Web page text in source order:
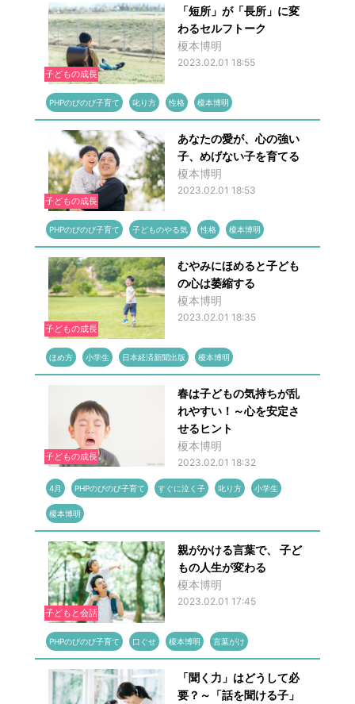
子どもの成長
「短所」が「長所」に変
わるセルフトーク
榎本博明
2023.02.01 18:55
PHPのびのび子育て 叱り方 性格 榎本博明
子どもの成長
あなたの愛が、心の強い
子、めげない子を育てる
榎本博明
2023.02.01 18:53
PHPのびのび子育て 子どものやる気 性格 榎本博明
子どもの成長
むやみにほめると子ども
の心は萎縮する
榎本博明
2023.02.01 18:35
ほめ方 小学生 日本経済新聞出版 榎本博明
子どもの成長
春は子どもの気持ちが乱
れやすい！～心を安定さ
せるヒント
榎本博明
2023.02.01 18:32
4月 PHPのびのび子育て すぐに泣く子 叱り方 小学生
榎本博明
子どもと会話
親がかける言葉で、 子ど
もの人生が変わる
榎本博明
2023.02.01 17:45
PHPのびのび子育て 口ぐせ 榎本博明 言葉がけ
「聞く力」はどうして必
要？～「話を聞ける子」